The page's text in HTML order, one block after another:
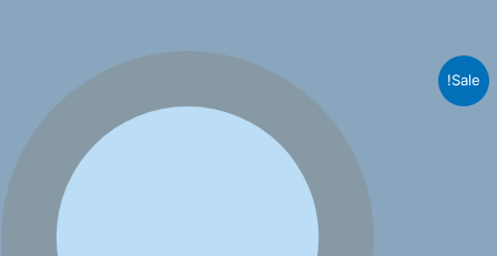
Sale!